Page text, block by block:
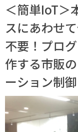
＜簡単IoT＞
スにあわせ
不要！プロ
作する市販
ーション制